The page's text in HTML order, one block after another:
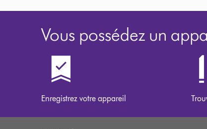
Vous possédez un
Enregistrez votre appareil